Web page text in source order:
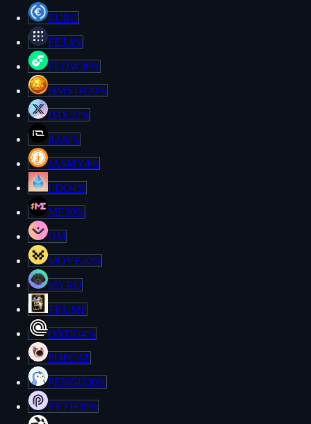
EURC
FET4%
FLOW30%
HMSTR30%
IMX30%
IO30%
JASMY4%
LDO4%
ME30%
OM
MOVE30%
MYRO
TRUMP
ONDO4%
POPCAT
PENGU30%
PYTH30%